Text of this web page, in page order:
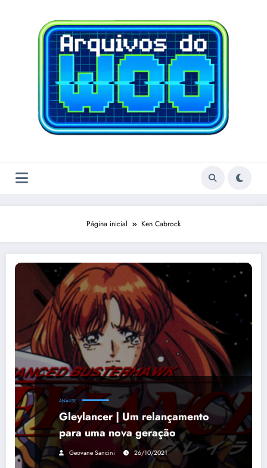
Página inicial Ken Cabrock
ANÁLISE
Gleylancer | Um relançamento
para uma nova geração
Geovane Sancini 26/10/2021